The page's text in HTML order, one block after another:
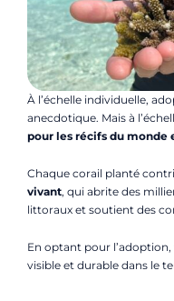
À l’échelle individuelle,
anecdotique. Mais à
pour les récifs du monde
Chaque corail planté
vivant, qui abrite des
littoraux et soutient des
En optant pour
visible et durable dans le